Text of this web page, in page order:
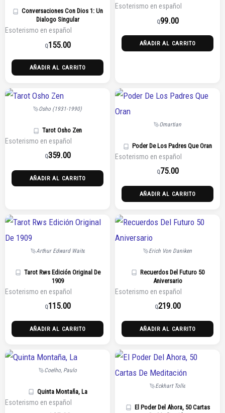
Conversaciones Con Dios 1: Un
Dialogo Singular
Esoterismo en español
Q155.00
AÑADIR AL CARRITO
Esoterismo en español
Q99.00
AÑADIR AL CARRITO
Osho (1931-1990)
Tarot Osho Zen
Esoterismo en español
Q359.00
AÑADIR AL CARRITO
Omartian
Poder De Los Padres Que Oran
Esoterismo en español
Q75.00
AÑADIR AL CARRITO
Arthur Edward Waite
Tarot Rws Edición Original De
1909
Esoterismo en español
Q115.00
AÑADIR AL CARRITO
Erich Von Daniken
Recuerdos Del Futuro 50
Aniversario
Esoterismo en español
Q219.00
AÑADIR AL CARRITO
Coelho, Paulo
Quinta Montaña, La
Esoterismo en español
Eckhart Tolle
El Poder Del Ahora, 50 Cartas